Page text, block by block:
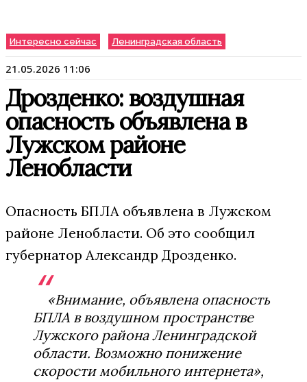
Интересно сейчас Ленинградская область
21.05.2026 11:06
Дрозденко: воздушная
опасность объявлена в
Лужском районе
Ленобласти
Опасность БПЛА объявлена в Лужском
районе Ленобласти. Об это сообщил
губернатор Александр Дрозденко.
«Внимание, объявлена опасность
БПЛА в воздушном пространстве
Лужского района Ленинградской
области. Возможно понижение
скорости мобильного интернета»,